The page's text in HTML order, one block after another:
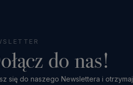
do nas!
się do naszego Newslettera i otrzymaj